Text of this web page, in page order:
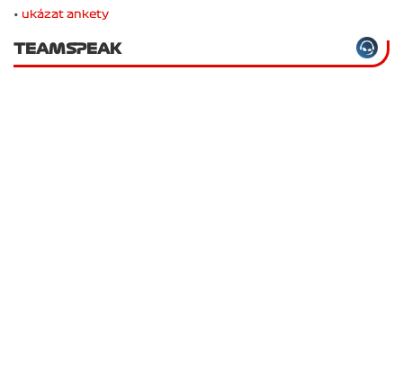
• ukázat ankety
TEAMSPEAK